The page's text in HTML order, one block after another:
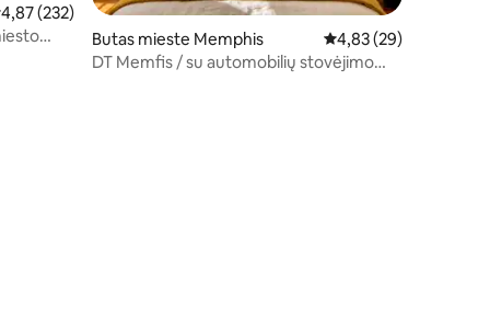
įvertinimas: 4,87 iš 5, atsiliepimų: 232
4,87 (232)
Butas mieste Memphis Vidutinis įvertinimas:
4,83 (29)
DT Memfis / su automobilių stovėjimo